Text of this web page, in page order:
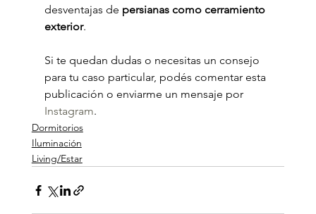
desventajas de persianas como cerramiento
exterior.
Si te quedan dudas o necesitas un consejo
para tu caso particular, podés comentar esta
publicación o enviarme un mensaje por
Instagram.
Dormitorios
Iluminación
Living/Estar